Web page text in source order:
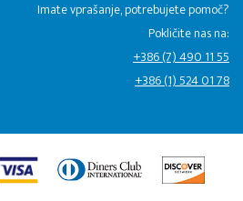
Imate vprašanje, potrebujete pomoč?
Pokličite nas na:
+386 (7) 490 11 55
+386 (1) 524 01 78